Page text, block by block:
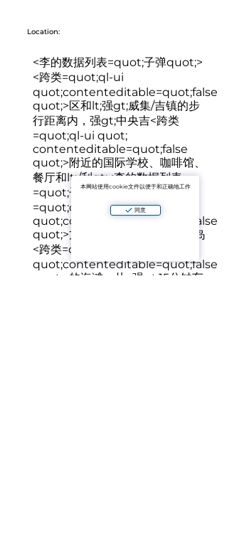
Location:
<李的数据列表=quot;子弹quot;>
<跨类=quot;ql-ui
quot;contenteditable=quot;false
quot;>区和lt;强gt;威集/吉镇的步
行距离内，强gt;中央吉<跨类
=quot;ql-ui quot;
contenteditable=quot;false
quot;>附近的国际学校、咖啡馆、
餐厅和lt;/利gt;<李的数据列表
=quot;子弹quot;><跨类
=quot;ql-ui
quot;contenteditable=quot;false
quot;>方便地访问所有区域的小岛
<跨类=quot;ql-ui
quot;contenteditable=quot;false
quot;> 的海滩—从<强gt;15分钟车
本网站使用cookie文件以便于和正确地工作
同意